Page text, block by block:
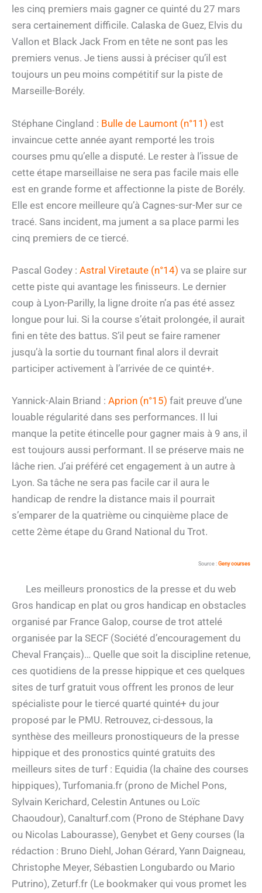
les cinq premiers mais gagner ce quinté du 27 mars
sera certainement difficile. Calaska de Guez, Elvis du
Vallon et Black Jack From en tête ne sont pas les
premiers venus. Je tiens aussi à préciser qu’il est
toujours un peu moins compétitif sur la piste de
Marseille-Borély.
Stéphane Cingland : Bulle de Laumont (n°11) est
invaincue cette année ayant remporté les trois
courses pmu qu’elle a disputé. Le rester à l’issue de
cette étape marseillaise ne sera pas facile mais elle
est en grande forme et affectionne la piste de Borély.
Elle est encore meilleure qu’à Cagnes-sur-Mer sur ce
tracé. Sans incident, ma jument a sa place parmi les
cinq premiers de ce tiercé.
Pascal Godey : Astral Viretaute (n°14) va se plaire sur
cette piste qui avantage les finisseurs. Le dernier
coup à Lyon-Parilly, la ligne droite n’a pas été assez
longue pour lui. Si la course s’était prolongée, il aurait
fini en tête des battus. S’il peut se faire ramener
jusqu’à la sortie du tournant final alors il devrait
participer activement à l’arrivée de ce quinté+.
Yannick-Alain Briand : Aprion (n°15) fait preuve d’une
louable régularité dans ses performances. Il lui
manque la petite étincelle pour gagner mais à 9 ans, il
est toujours aussi performant. Il se préserve mais ne
lâche rien. J’ai préféré cet engagement à un autre à
Lyon. Sa tâche ne sera pas facile car il aura le
handicap de rendre la distance mais il pourrait
s’emparer de la quatrième ou cinquième place de
cette 2ème étape du Grand National du Trot.
Source : Geny courses
Les meilleurs pronostics de la presse et du web
Gros handicap en plat ou gros handicap en obstacles
organisé par France Galop, course de trot attelé
organisée par la SECF (Société d’encouragement du
Cheval Français)… Quelle que soit la discipline retenue,
ces quotidiens de la presse hippique et ces quelques
sites de turf gratuit vous offrent les pronos de leur
spécialiste pour le tiercé quarté quinté+ du jour
proposé par le PMU. Retrouvez, ci-dessous, la
synthèse des meilleurs pronostiqueurs de la presse
hippique et des pronostics quinté gratuits des
meilleurs sites de turf : Equidia (la chaîne des courses
hippiques), Turfomania.fr (prono de Michel Pons,
Sylvain Kerichard, Celestin Antunes ou Loïc
Chaoudour), Canalturf.com (Prono de Stéphane Davy
ou Nicolas Labourasse), Genybet et Geny courses (la
rédaction : Bruno Diehl, Johan Gérard, Yann Daigneau,
Christophe Meyer, Sébastien Longubardo ou Mario
Putrino), Zeturf.fr (Le bookmaker qui vous promet les